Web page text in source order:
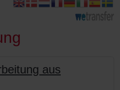
aus